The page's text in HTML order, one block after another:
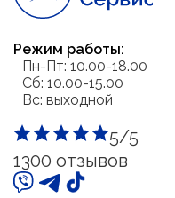
Режим работы
Пн-Пт: 10.00-18.00
Сб: 10.00-15.00
Вс: выходной
5/5
1300 отзывов